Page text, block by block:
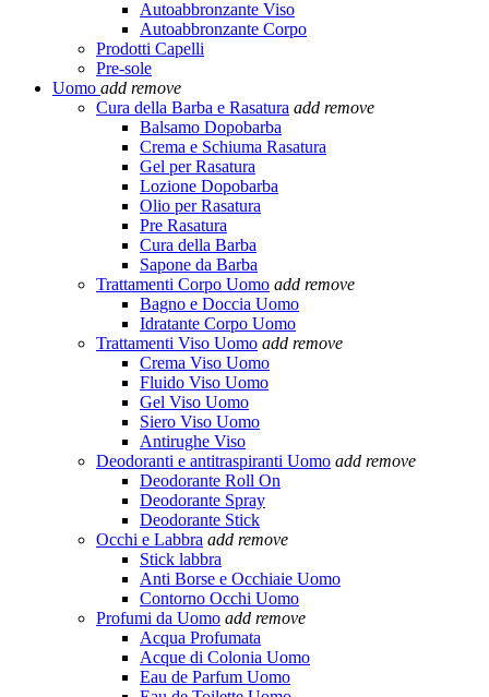
Autoabbronzante Viso
Autoabbronzante Corpo
Prodotti Capelli
Pre-sole
Uomo add remove
Cura della Barba e Rasatura add remove
Balsamo Dopobarba
Crema e Schiuma Rasatura
Gel per Rasatura
Lozione Dopobarba
Olio per Rasatura
Pre Rasatura
Cura della Barba
Sapone da Barba
Trattamenti Corpo Uomo add remove
Bagno e Doccia Uomo
Idratante Corpo Uomo
Trattamenti Viso Uomo add remove
Crema Viso Uomo
Fluido Viso Uomo
Gel Viso Uomo
Siero Viso Uomo
Antirughe Viso
Deodoranti e antitraspiranti Uomo add remove
Deodorante Roll On
Deodorante Spray
Deodorante Stick
Occhi e Labbra add remove
Stick labbra
Anti Borse e Occhiaie Uomo
Contorno Occhi Uomo
Profumi da Uomo add remove
Acqua Profumata
Acque di Colonia Uomo
Eau de Parfum Uomo